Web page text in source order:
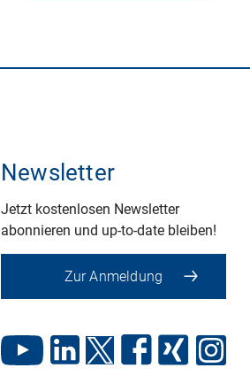
Newsletter
Jetzt kostenlosen Newsletter
abonnieren und up-to-date bleiben!
Zur Anmeldung